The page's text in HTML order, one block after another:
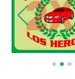
Centros